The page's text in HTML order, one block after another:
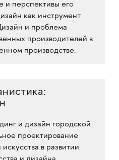
и перспективы его
как инструмент
и проблема
производителей в
производстве.
и дизайн городской
проектирование
в развитии